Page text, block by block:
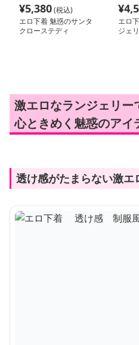
¥5,380(税込)
エロ下着 魅惑のサンタ
クローステディ
¥
エロ
ジェ
激エロなランジェリー
心ときめく魅惑のアイ
透け感がたまらない激